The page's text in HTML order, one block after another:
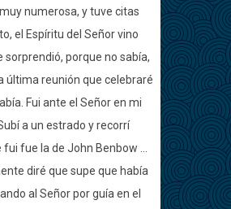
numerosa, y tuve citas
el Espíritu del Señor vino
porque no sabía,
última reunión que celebraré
Fui ante el Señor en mi
a un estrado y recorrí
fue la de John Benbow ...
diré que supe que había
al Señor por guía en el